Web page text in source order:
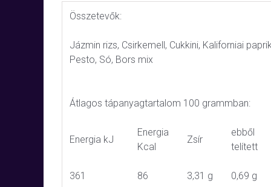
Összetevők:
Jázmin rizs, Csirkemell, Cukkini, Kaliforniai
Pesto, Só, Bors mix
Átlagos tápanyagtartalom 100 grammban:
Energia kJ
Energia
Kcal
Zsír
ebből
telített
361 86 3,31 g 0,69 g